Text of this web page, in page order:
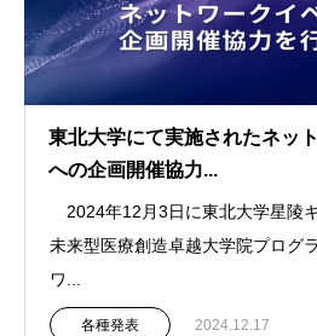
東北大学にて実施されたネッ
への企画開催協力...
2024年12月3日に東北大学星陵
未来型医療創造卓越大学院プログ
ワ...
各種発表 2024.12.17